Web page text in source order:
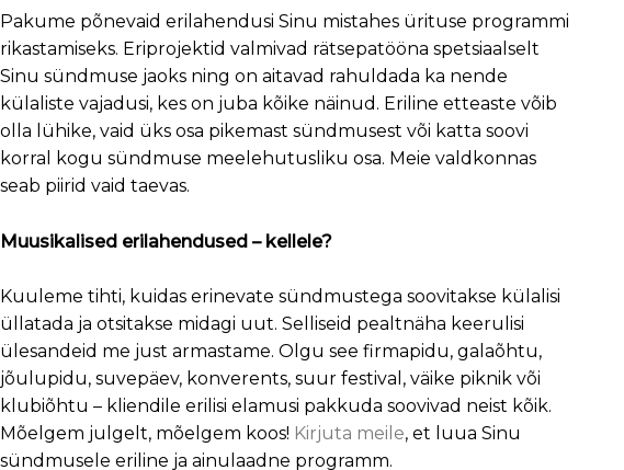
Pakume põnevaid erilahendusi Sinu mistahes ürituse programmi
rikastamiseks. Eriprojektid valmivad rätsepatööna spetsiaalselt
Sinu sündmuse jaoks ning on aitavad rahuldada ka nende
külaliste vajadusi, kes on juba kõike näinud. Eriline etteaste võib
olla lühike, vaid üks osa pikemast sündmusest või katta soovi
korral kogu sündmuse meelehutusliku osa. Meie valdkonnas
seab piirid vaid taevas.
Muusikalised erilahendused – kellele?
Kuuleme tihti, kuidas erinevate sündmustega soovitakse külalisi
üllatada ja otsitakse midagi uut. Selliseid pealtnäha keerulisi
ülesandeid me just armastame. Olgu see firmapidu, galaõhtu,
jõulupidu, suvepäev, konverents, suur festival, väike piknik või
klubiõhtu – kliendile erilisi elamusi pakkuda soovivad neist kõik.
Mõelgem julgelt, mõelgem koos! Kirjuta meile, et luua Sinu
sündmusele eriline ja ainulaadne programm.